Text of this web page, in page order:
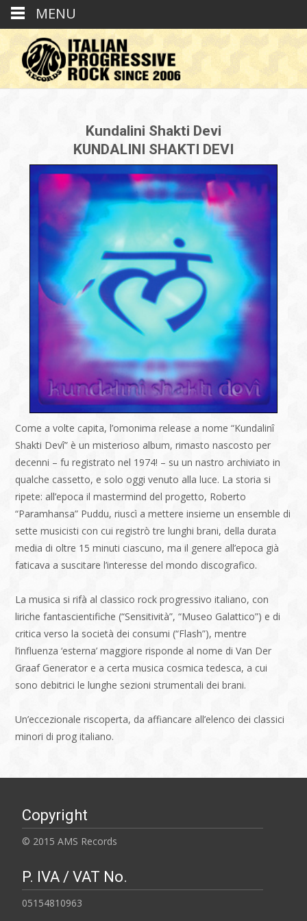
Kundalini Shakti Devi
KUNDALINI SHAKTI DEVI
Come a volte capita, l’omonima release a nome “Kundalinî
Shakti Devî” è un misterioso album, rimasto nascosto per
decenni – fu registrato nel 1974! – su un nastro archiviato in
qualche cassetto, e solo oggi venuto alla luce. La storia si
ripete: all’epoca il mastermind del progetto, Roberto
“Paramhansa” Puddu, riuscì a mettere insieme un ensemble di
sette musicisti con cui registrò tre lunghi brani, della durata
media di oltre 15 minuti ciascuno, ma il genere all’epoca già
faticava a suscitare l’interesse del mondo discografico.
La musica si rifà al classico rock progressivo italiano, con
liriche fantascientifiche (“Sensitività”, “Museo Galattico”) e di
critica verso la società dei consumi (“Flash”), mentre
l’influenza ‘esterna’ maggiore risponde al nome di Van Der
Graaf Generator e a certa musica cosmica tedesca, a cui
sono debitrici le lunghe sezioni strumentali dei brani.
Un’eccezionale riscoperta, da affiancare all’elenco dei classici
minori di prog italiano.
Copyright
© 2015 AMS Records
P. IVA / VAT No.
05154810963
MENU